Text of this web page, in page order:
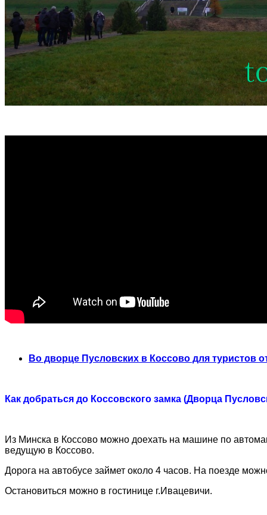
Во дворце Пусловских в Коссово для туристов
Как добраться до Коссовского замка (Дворца
Из Минска в Коссово можно доехать на машине по
ведущую в Коссово.
Дорога на автобусе займет около 4 часов. На поезде
Остановиться можно в гостинице г.Ивацевичи.